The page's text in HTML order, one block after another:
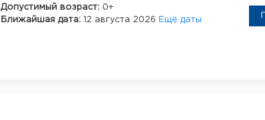
Допустимый возраст: 0+
Ближайшая дата: 12 августа 2026 Ещё даты